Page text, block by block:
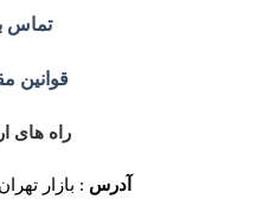
تماس
قوانین
راه های
آدرس : بازار